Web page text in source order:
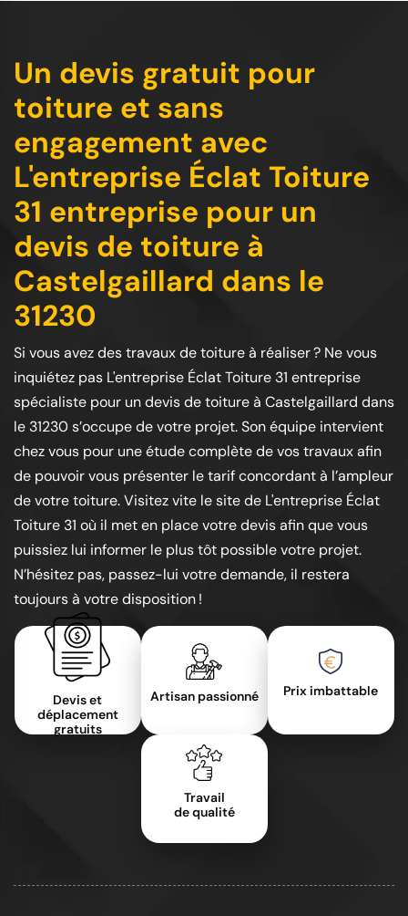
Un devis gratuit pour
toiture et sans
engagement avec
L'entreprise Éclat Toiture
31 entreprise pour un
devis de toiture à
Castelgaillard dans le
31230
Si vous avez des travaux de toiture à réaliser ? Ne vous
inquiétez pas L'entreprise Éclat Toiture 31 entreprise
spécialiste pour un devis de toiture à Castelgaillard dans
le 31230 s’occupe de votre projet. Son équipe intervient
chez vous pour une étude complète de vos travaux afin
de pouvoir vous présenter le tarif concordant à l’ampleur
de votre toiture. Visitez vite le site de L'entreprise Éclat
Toiture 31 où il met en place votre devis afin que vous
puissiez lui informer le plus tôt possible votre projet.
N’hésitez pas, passez-lui votre demande, il restera
toujours à votre disposition !
Devis et
déplacement
gratuits
Artisan passionné Prix imbattable
Travail
de qualité